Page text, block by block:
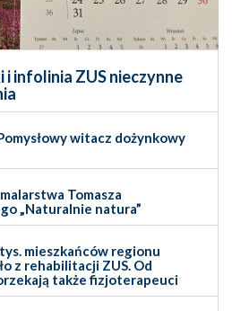
i infolinia ZUS nieczynne
witacz dożynkowy
Tomasza
„Naturalnie natura”
mieszkańców regionu
z rehabilitacji ZUS. Od
także fizjoterapeuci